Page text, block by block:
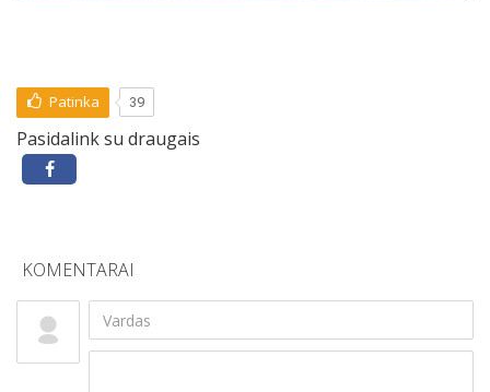
Patinka 39
Pasidalink su draugais
KOMENTARAI